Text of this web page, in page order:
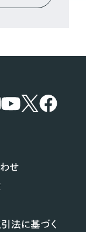
せ
法に基づく